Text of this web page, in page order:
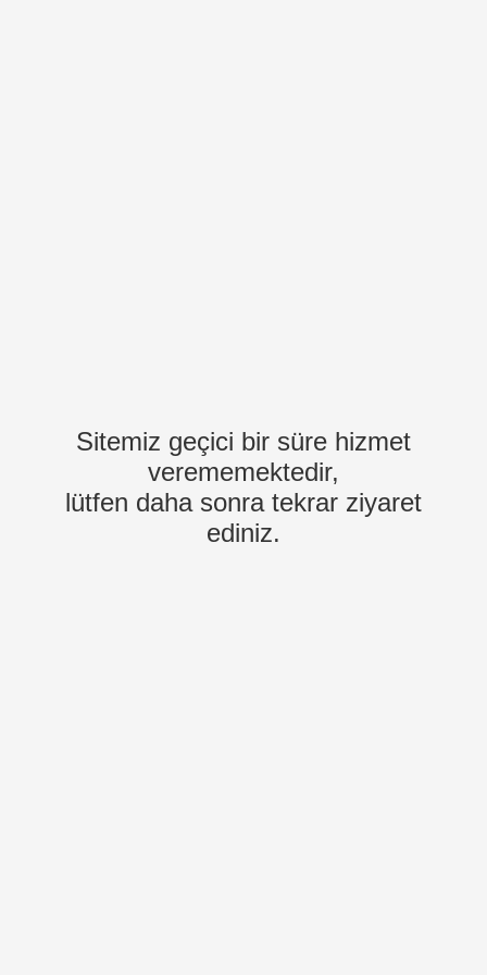
Sitemiz geçici bir süre hizmet
verememektedir,
lütfen daha sonra tekrar ziyaret
ediniz.